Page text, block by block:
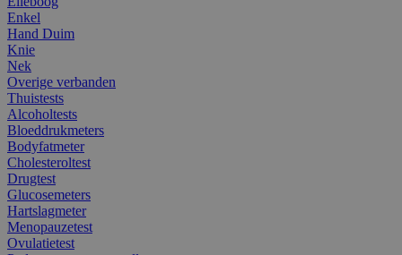
Enkel
Hand Duim
Knie
Nek
Overige verbanden
Thuistests
Alcoholtests
Bloeddrukmeters
Bodyfatmeter
Cholesteroltest
Drugtest
Glucosemeters
Hartslagmeter
Menopauzetest
Ovulatietest